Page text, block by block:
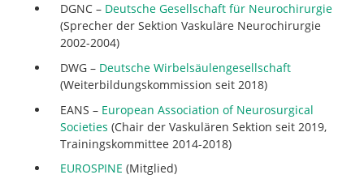
DGNC – Deutsche Gesellschaft für Neurochirurgie
(Sprecher der Sektion Vaskuläre Neurochirurgie
2002-2004)
DWG – Deutsche Wirbelsäulengesellschaft
(Weiterbildungskommission seit 2018)
EANS – European Association of Neurosurgical
Societies (Chair der Vaskulären Sektion seit 2019,
Trainingskommittee 2014-2018)
EUROSPINE (Mitglied)